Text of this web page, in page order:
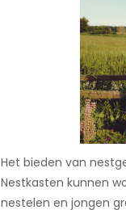
Het bieden van
Nestkasten kunnen
nestelen en jongen